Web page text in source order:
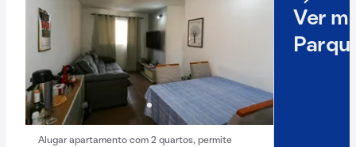
Alugar apartamento com 2 quartos, permite
Ver